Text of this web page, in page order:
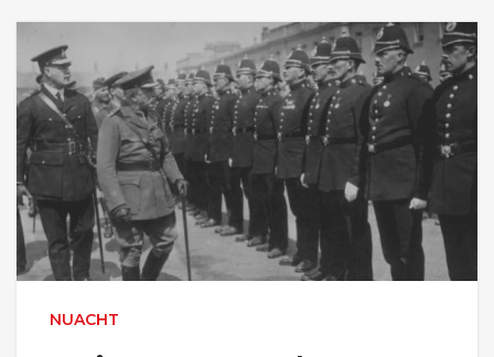
NUACHT